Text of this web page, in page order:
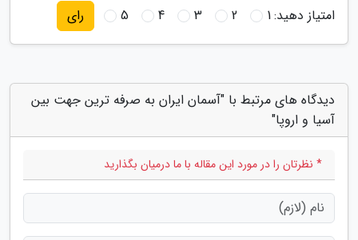
امتیاز دهید:1
2
3
4
5 رای
دیدگاه های مرتبط با "آسمان ایران به صرفه ترین جهت بین
آسیا و اروپا"
* نظرتان را در مورد این مقاله با ما درمیان بگذارید